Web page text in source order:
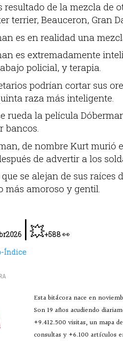
resultado de la mezcla de
terrier, Beauceron, Gran
es en realidad una
es extremadamente
policial, y terapia.
podrían cortar sus
raza más inteligente.
rueda la película
bancos.
de nombre Kurt murió
de advertir a los
se alejan de sus raíces
más amoroso y gentil.
|💥+588👀
Índice
Esta bitácora nace en
Son 19 años acudiendo
+9.412.500 visitas, un mapa
consultas y +6.100 artículos